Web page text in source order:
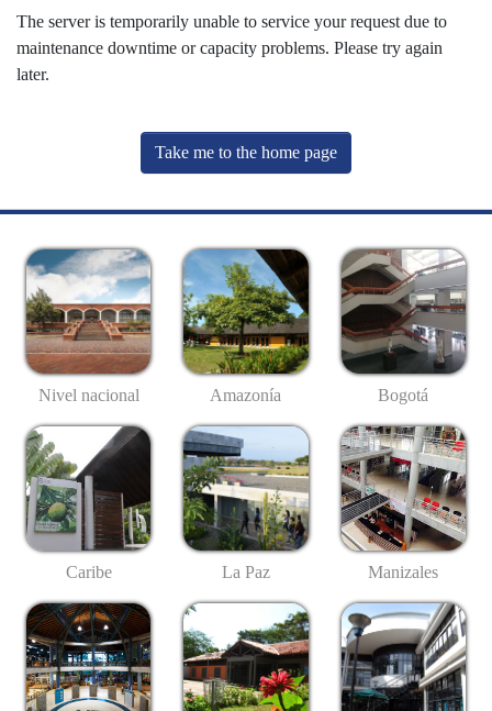
The server is temporarily unable to service your request due to
maintenance downtime or capacity problems. Please try again
later.
Take me to the home page
Nivel nacional Amazonía Bogotá
Caribe La Paz Manizales